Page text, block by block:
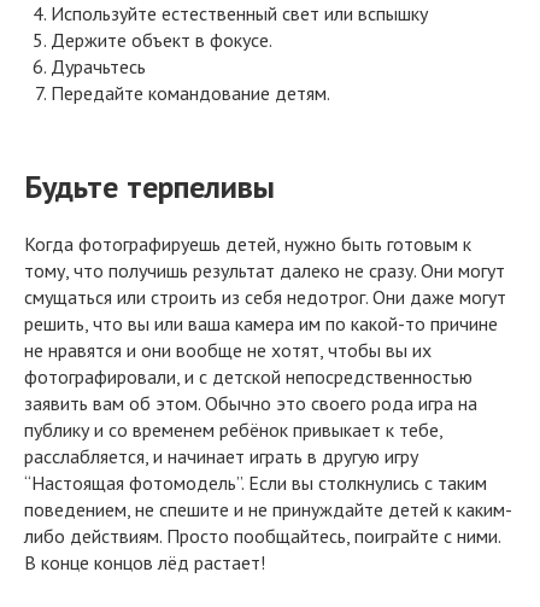
Используйте естественный свет или вспышку
Держите объект в фокусе.
Дурачьтесь
Передайте командование детям.
Будьте терпеливы
Когда фотографируешь детей, нужно быть готовым к
тому, что получишь результат далеко не сразу. Они могут
смущаться или строить из себя недотрог. Они даже могут
решить, что вы или ваша камера им по какой-то причине
не нравятся и они вообще не хотят, чтобы вы их
фотографировали, и с детской непосредственностью
заявить вам об этом. Обычно это своего рода игра на
публику и со временем ребёнок привыкает к тебе,
расслабляется, и начинает играть в другую игру
“Настоящая фотомодель”. Если вы столкнулись с таким
поведением, не спешите и не принуждайте детей к каким-
либо действиям. Просто пообщайтесь, поиграйте с ними.
В конце концов лёд растает!